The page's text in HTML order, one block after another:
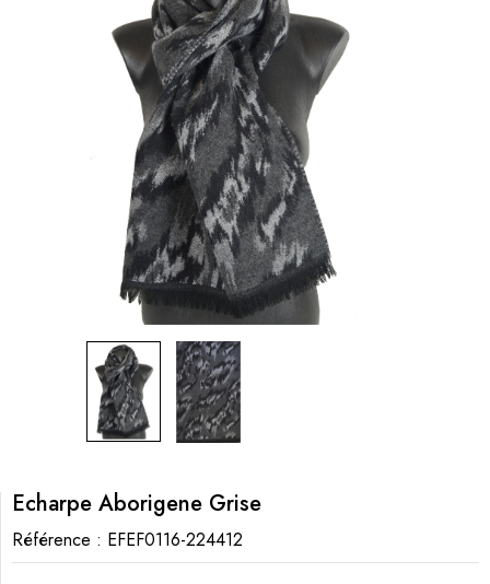
Echarpe Aborigene Grise
Référence : EFEF0116-224412